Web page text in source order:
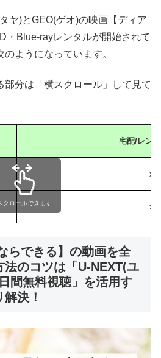
ヤ)とGEO(ゲオ)の映画【ディア
・Blue-rayレンタルが開始されて
ようになっています。
分は「横スクロール」して見て
宅配/レン
x
x
クロールできます
らできる】の動画を全
法のコツは「U-NEXT(ユ
間無料視聴」を活用す
決！